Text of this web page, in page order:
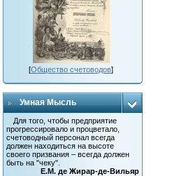
[Общество счетоводов]
Умная Мысль
Для того, чтобы предприятие
прогрессировало и процветало,
счетоводный персонал всегда
должен находиться на высоте
своего призвания – всегда должен
быть на "чеку".
Е.М. де Жирар-де-Вильяр